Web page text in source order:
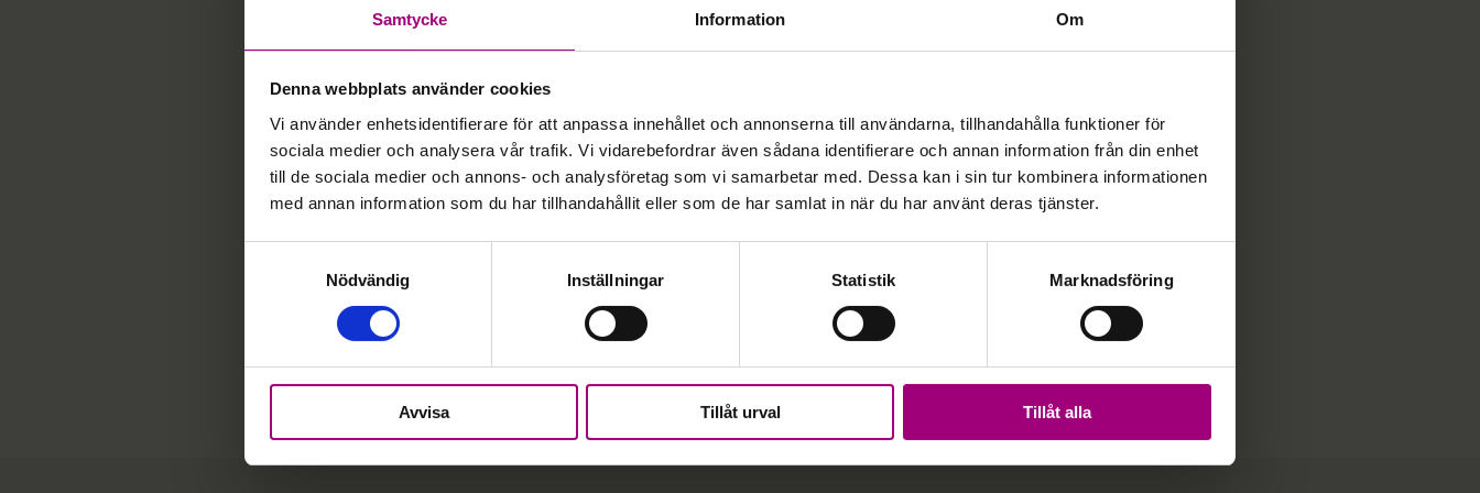
Samtycke Information Om
Denna webbplats använder cookies
Vi använder enhetsidentifierare för att anpassa innehållet och annonserna till användarna, tillhandahålla funktioner för
sociala medier och analysera vår trafik. Vi vidarebefordrar även sådana identifierare och annan information från din enhet
till de sociala medier och annons- och analysföretag som vi samarbetar med. Dessa kan i sin tur kombinera informationen
med annan information som du har tillhandahållit eller som de har samlat in när du har använt deras tjänster.
Nödvändig
Inställningar Statistik Marknadsföring
Avvisa Tillåt urval Tillåt alla
Frisk & Fri – Riksföreningen mot ätstörningar
Inedalsgatan 5
Kontakta oss
Org.nummer: 802012-8925
Plusgiro: 90 00 87-8
Ätstörningslinjen020-20 80 18
Bli medlem Webbutik Press och media